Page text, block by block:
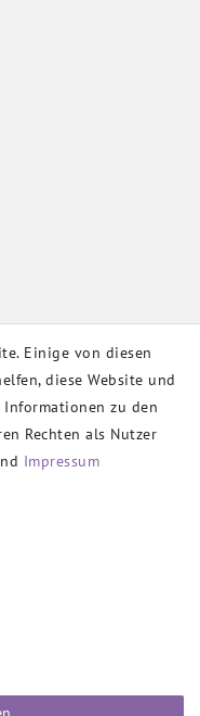
Einige von diesen
diese Website und
Informationen zu den
Rechten als Nutzer
Impressum